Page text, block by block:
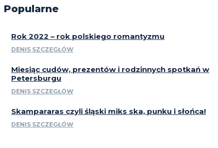
Popularne
Rok 2022 – rok polskiego romantyzmu
DENIS SZCZEGŁÓW
Miesiąc cudów, prezentów i rodzinnych spotkań w
Petersburgu
DENIS SZCZEGŁÓW
Skampararas czyli śląski miks ska, punku i słońca!
DENIS SZCZEGŁÓW